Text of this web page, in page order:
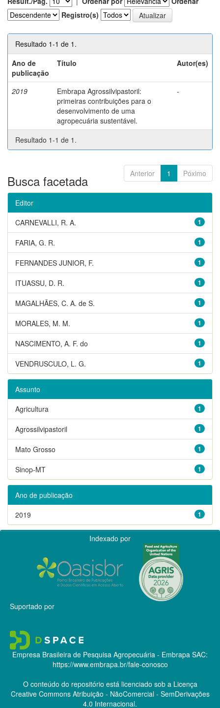
Registro(s)
Resultado 1-1 de 1.
Ano de
publicação
Título Autor(es)
2019
Embrapa Agrossilvipastoril:
primeiras contribuições para o
desenvolvimento de uma
agropecuária sustentável.
-
Resultado 1-1 de 1.
Anterior 1 Póximo
Busca facetada
Editor
1
CARNEVALLI, R. A.
1
FARIA, G. R.
1
FERNANDES JUNIOR, F.
1
ITUASSU, D. R.
1
MAGALHÃES, C. A. de S.
1
MORALES, M. M.
1
NASCIMENTO, A. F. do
1
VENDRUSCULO, L. G.
Assunto
1
Agricultura
1
Agrossilvipastoril
1
Mato Grosso
1
Sinop-MT
Ano de publicação
1
2019
Indexado por
Suportado por
Empresa Brasileira de Pesquisa Agropecuária - Embrapa SAC:
https://www.embrapa.br/fale-conosco
O conteúdo do repositório está licenciado sob a Licença
Creative CommonsAtribuição - NãoComercial - SemDerivações
4.0 Internacional.